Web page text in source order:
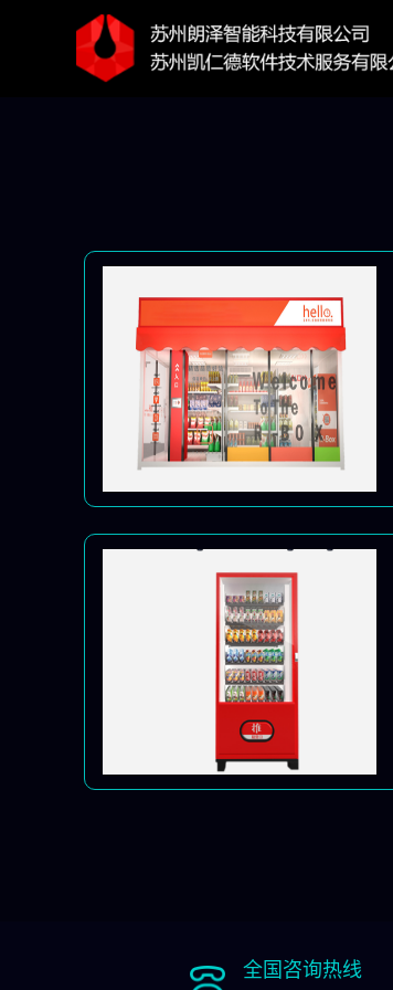
全国咨询热线